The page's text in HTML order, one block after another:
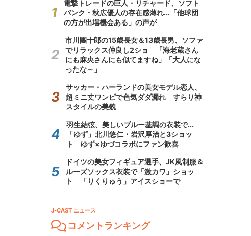
電撃トレードの巨人・リチャード、ソフト
バンク・秋広優人の存在感薄れ...「他球団
の方が出場機会ある」の声が
市川團十郎の15歳長女＆13歳長男、ソファ
でリラックス仲良し2ショ 「海老蔵さん
にも麻央さんにも似てますね」「大人にな
ったな～」
サッカー・ハーランドの美女モデル恋人、
超ミニ丈ワンピで色気ダダ漏れ すらり神
スタイルの美貌
羽生結弦、美しいブルー基調の衣装で...
「ゆず」北川悠仁・岩沢厚治と3ショッ
ト ゆず×ゆづコラボにファン歓喜
ドイツの美女フィギュア選手、JK風制服＆
ルーズソックス衣装で「激カワ」ショッ
ト 「りくりゅう」アイスショーで
J-CAST ニュース
コメントランキング